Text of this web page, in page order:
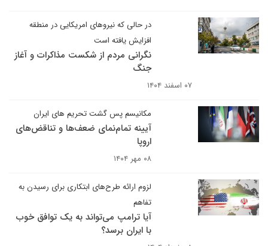
در حالی که نیروهای امریکایی در منطقه
افزایش یافته است
نگرانی مردم از شکست مذاکرات و آغاز
جنگ
۰۷ اسفند ۱۴۰۴
مکانیسم پس گشت تحریم های ایران
آیینه تمام‌نمای ضعف‌ها و تناقض‌های
اروپا
۰۸ مهر ۱۴۰۴
لزوم ارائه طرح‌های ابتکاری برای رسیدن به
تفاهم
آیا ترامپ می‌تواند به یک توافق خوب
با ایران برسد؟